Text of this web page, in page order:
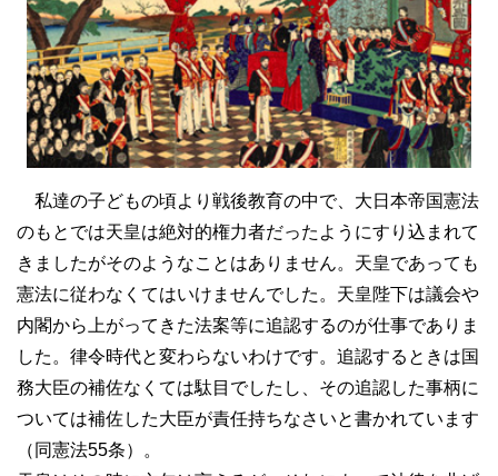
私達の子どもの頃より戦後教育の中で、大日本帝国憲法
のもとでは天皇は絶対的権力者だったようにすり込まれて
きましたがそのようなことはありません。天皇であっても
憲法に従わなくてはいけませんでした。天皇陛下は議会や
内閣から上がってきた法案等に追認するのが仕事でありま
した。律令時代と変わらないわけです。追認するときは国
務大臣の補佐なくては駄目でしたし、その追認した事柄に
ついては補佐した大臣が責任持ちなさいと書かれています
（同憲法55条）。